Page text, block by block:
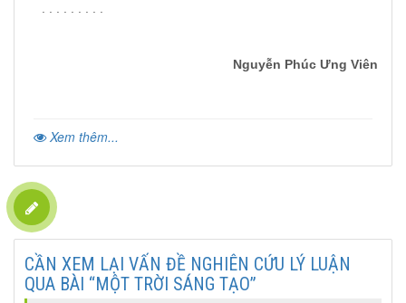
. . . . . . . . .
Nguyễn Phúc Ưng Viên
Xem thêm...
CẦN XEM LẠI VẤN ĐỀ NGHIÊN CỨU LÝ LUẬN
QUA BÀI “MỘT TRỜI SÁNG TẠO”